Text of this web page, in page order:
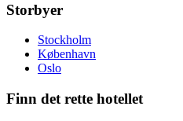
Storbyer
Stockholm
København
Oslo
Finn det rette hotellet